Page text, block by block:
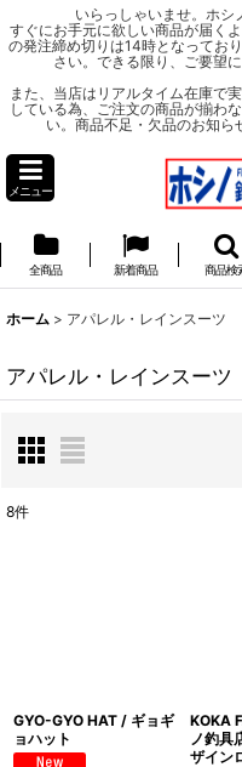
いらっしゃいませ。ホシ
すぐにお手元に欲しい商品が届く
の発注締め切りは14時となってお
さい。できる限り、ご要望
また、当店はリアルタイム在庫で
している為、ご注文の商品が揃わ
い。商品不足・欠品のお知ら
メニュー
全商品 新着商品 商品検
ホーム > アパレル・レインスーツ
アパレル・レインスーツ
8件
GYO-GYO HAT / ギョギ
ョハット
KOKA
ノ釣
ザイン